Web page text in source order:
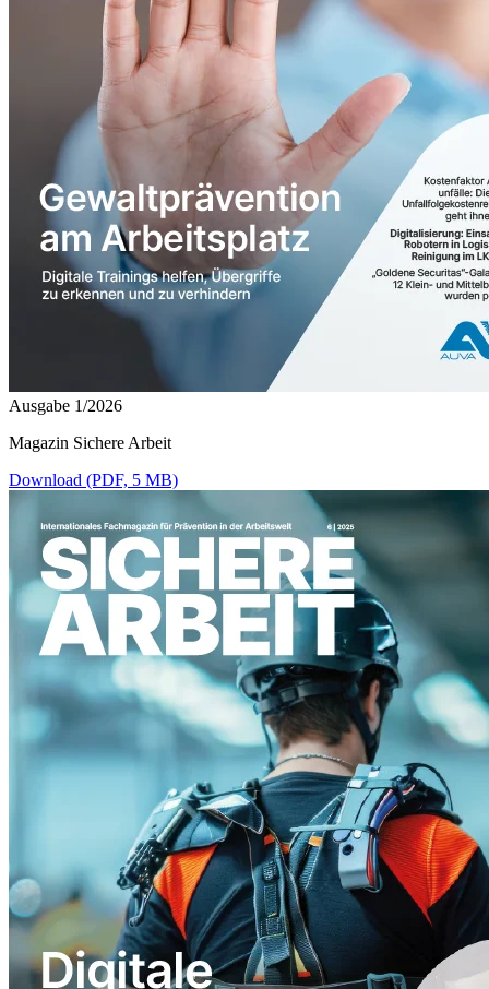
Ausgabe 1/2026
Magazin Sichere Arbeit
Download (PDF, 5 MB)